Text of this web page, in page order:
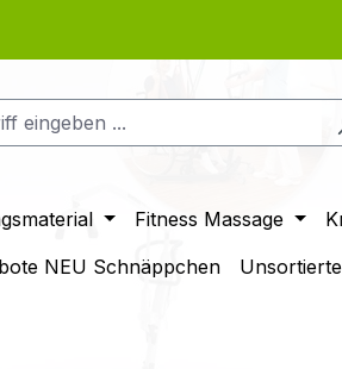
Fitness Massage
NEU Schnäppchen